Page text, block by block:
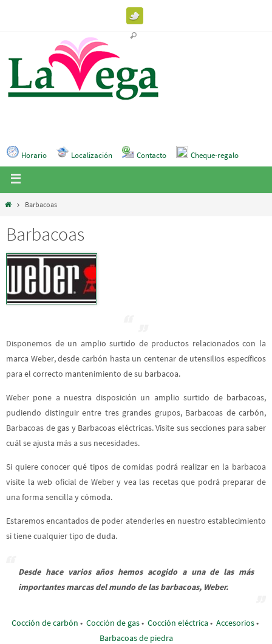
Horario Localización Contacto Cheque-regalo
Barbacoas
Barbacoas
Disponemos de un amplio surtido de productos relacionados con la
marca Weber,desde carbón hasta un centenar de utensilios específicos
para el correcto mantenimiento de su barbacoa.
Weber pone a nuestra disposición un amplio surtido de barbacoas,
pudiendo distinguir entre tres grandes grupos, Barbacoas de carbón,
Barbacoas de gas y Barbacoas eléctricas. Visite sus secciones para saber
cuál se ajusta más a sus necesidades.
Si quiere conocer qué tipos de comidas podrá realizar en la barbacoa
visite la web oficial de Weber y vea las recetas que podrá preparar de
una forma sencilla y cómoda.
Estaremos encantados de poder atenderles en nuestro establecimiento
si tiene cualquier tipo de duda.
Desde hace varios años hemos acogido a una de las más
importantes marcas del mundo de las barbacoas, Weber.
Cocción de carbón • Cocción de gas• Cocción eléctrica• Accesorios•
Barbacoas de piedra